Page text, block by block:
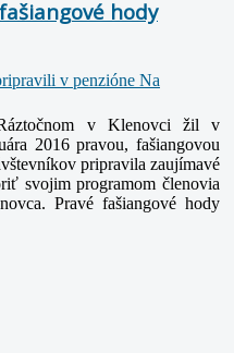
hody
v Klenovci žil v
2016 pravou, fašiangovou
pripravila zaujímavé
svojim programom členovia
Pravé fašiangové hody